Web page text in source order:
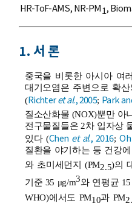
HR-ToF-AMS,NR-PM1,
1. 서 론
중국을 비롯한 아시아 여
대기오염은 주변으로 확
(Richteret al., 2005; Park
질소산화물 (NOX)뿐만 아
전구물질들은 2차 입자상
있다 (Chen et al., 2016;Oh
질환을 야기하는 등 건강
와 초미세먼지 (PM2.5)의
기준 35 μg/m3와 연평균
WHO)에서도 PM10과 PM